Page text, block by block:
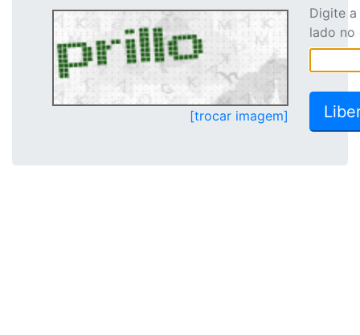
[trocar imagem]
Digite
lado no